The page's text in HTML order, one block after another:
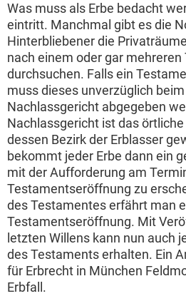
Was muss als Erbe bedacht
eintritt. Manchmal gibt es die
Hinterbliebener die
nach einem oder gar
durchsuchen. Falls ein
muss dieses unverzüglich
Nachlassgericht abgegeben
Nachlassgericht ist das
dessen Bezirk der Erblasser
bekommt jeder Erbe dann ein
mit der Aufforderung am
Testamentseröffnung zu
des Testamentes erfährt man
Testamentseröffnung. Mit
letzten Willens kann nun auch
des Testaments erhalten. Ein
für Erbrecht in München
Erbfall.